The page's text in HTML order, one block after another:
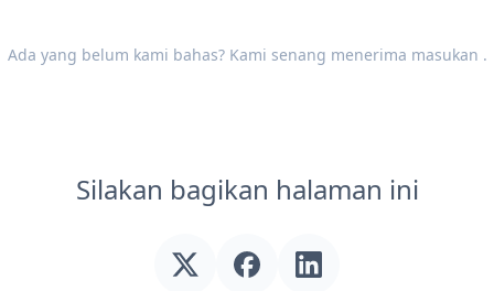
Ada yang belum kami bahas? Kami senang menerima masukan .
Silakan bagikan halaman ini